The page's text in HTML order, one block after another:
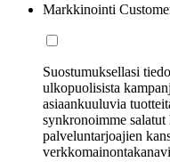
Markkinointi
Suostumuksellasi
ulkopuolisista
asiaankuuluvia
synkronoimme
palveluntarjoajien